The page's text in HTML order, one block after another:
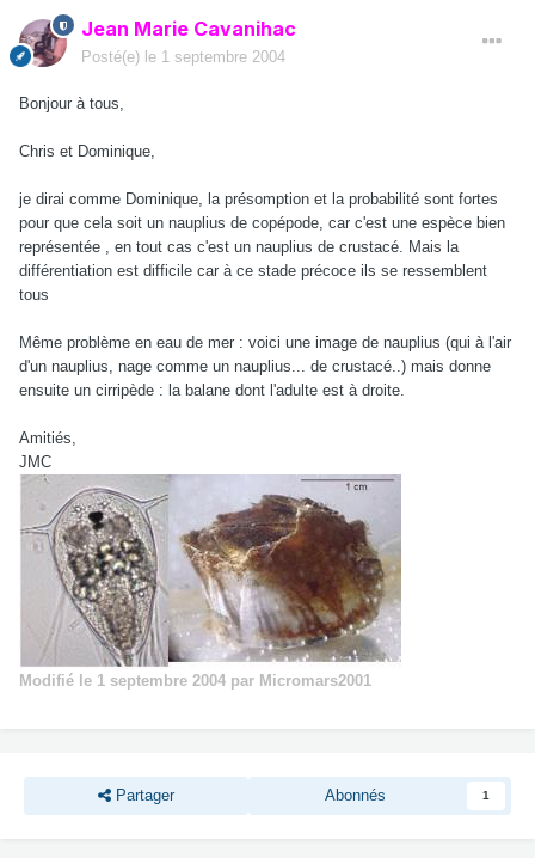
Jean Marie Cavanihac
Posté(e) le 1 septembre 2004
Bonjour à tous,
Chris et Dominique,
je dirai comme Dominique, la présomption et la probabilité sont fortes
pour que cela soit un nauplius de copépode, car c'est une espèce bien
représentée , en tout cas c'est un nauplius de crustacé. Mais la
différentiation est difficile car à ce stade précoce ils se ressemblent
tous
Même problème en eau de mer : voici une image de nauplius (qui à l'air
d'un nauplius, nage comme un nauplius... de crustacé..) mais donne
ensuite un cirripède : la balane dont l'adulte est à droite.
Amitiés,
JMC
Modifié le 1 septembre 2004 par Micromars2001
Partager Abonnés 1